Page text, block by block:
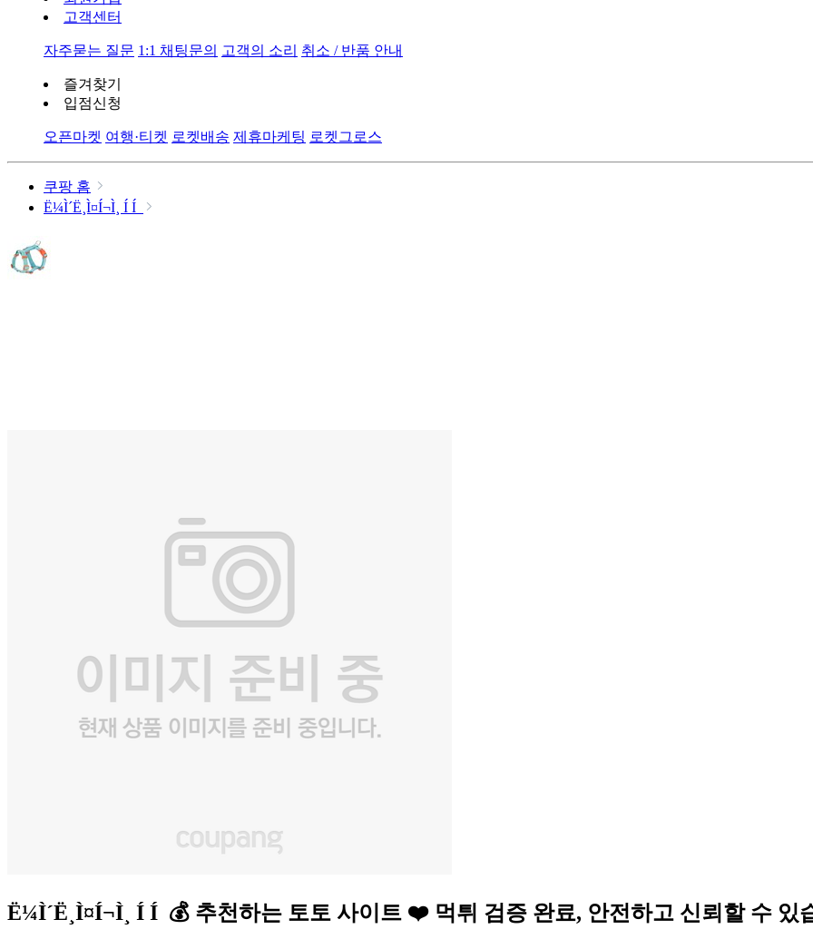
고객센터
자주묻는 질문 1:1 채팅문의 고객의 소리 취소 / 반품 안내
즐겨찾기
입점신청
오픈마켓 여행·티켓 로켓배송 제휴마케팅 로켓그로스
쿠팡 홈
Ë¼Ì´Ë¸Ì¤Í¬Ì¸ Í Í
Ë¼Ì´Ë¸Ì¤Í¬Ì¸ Í Í 💰 추천하는 토토 사이트 ❤️ 먹튀 검증 완료, 안전하고 신뢰할 수 있